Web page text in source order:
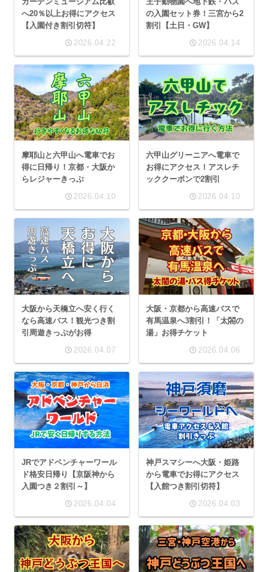
へ20％以上お得にアクセス
【入園付き割引切符】
2026.04.22
の入園セット券！三宮から2
割引【土日・GW】
2026.04.14
摩耶山と六甲山へ電車でお
得に日帰り！京都・大阪か
らレジャーきっぷ
2026.04.10
六甲山グリーニアへ電車で
お得にアクセス！アスレチ
ッククーポンで2割引
2026.04.10
大阪から天橋立へ安く行く
なら高速バス！観光つき割
引周遊きっぷがお得
2026.04.07
大阪・京都から高速バスで
有馬温泉へ3割引！「太閤の
湯」お得チケット
2026.04.06
JRでアドベンチャーワール
ド格安日帰り【京阪神から
入園つき２割引～】
2026.04.04
神戸スマシーへ大阪・姫路
から電車でお得にアクセス
【入館つき割引切符】
2026.04.03